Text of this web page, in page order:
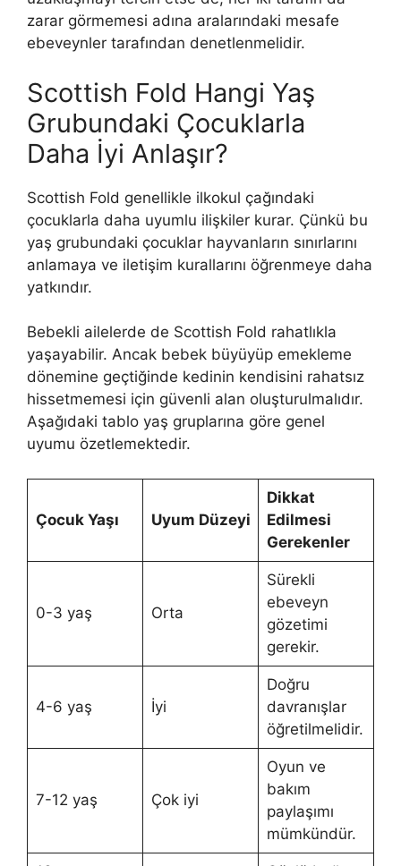
zarar görmemesi adına aralarındaki mesafe
ebeveynler tarafından denetlenmelidir.
Scottish Fold Hangi Yaş
Grubundaki Çocuklarla
Daha İyi Anlaşır?
Scottish Fold genellikle ilkokul çağındaki
çocuklarla daha uyumlu ilişkiler kurar. Çünkü bu
yaş grubundaki çocuklar hayvanların sınırlarını
anlamaya ve iletişim kurallarını öğrenmeye daha
yatkındır.
Bebekli ailelerde de Scottish Fold rahatlıkla
yaşayabilir. Ancak bebek büyüyüp emekleme
dönemine geçtiğinde kedinin kendisini rahatsız
hissetmemesi için güvenli alan oluşturulmalıdır.
Aşağıdaki tablo yaş gruplarına göre genel
uyumu özetlemektedir.
Çocuk Yaşı Uyum Düzeyi
Dikkat
Edilmesi
Gerekenler
0-3 yaş Orta
Sürekli
ebeveyn
gözetimi
gerekir.
4-6 yaş İyi
Doğru
davranışlar
öğretilmelidir.
7-12 yaş Çok iyi
Oyun ve
bakım
paylaşımı
mümkündür.